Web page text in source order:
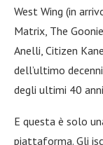
West Wing (in
Matrix, The
Anelli, Citizen
dell’ultimo
degli ultimi 40
E questa è solo
piattaforma. Gli